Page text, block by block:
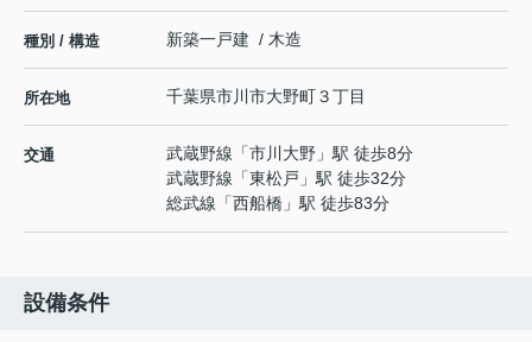
種別 / 構造 新築一戸建 / 木造
所在地 千葉県市川市大野町３丁目
交通 武蔵野線 「市川大野 」駅 徒歩8分
武蔵野線 「東松戸 」駅 徒歩32分
総武線 「西船橋 」駅 徒歩83分
設備条件